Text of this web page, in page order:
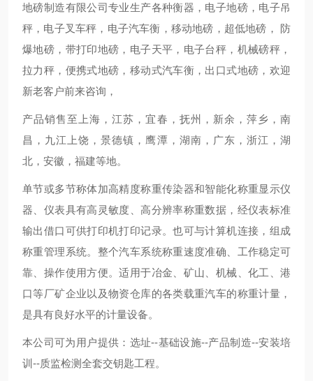
地磅制造有限公司专业生产各种衡器，电子地磅，电子吊
秤，电子叉车秤，电子汽车衡，移动地磅，超低地磅， 防
爆地磅，带打印地磅，电子天平，电子台秤，机械磅秤，
拉力秤，便携式地磅，移动式汽车衡，出口式地磅，欢迎
新老客户前来咨询，
产品销售至上海，江苏，宜春，抚州，新余，萍乡，南
昌，九江上饶，景德镇，鹰潭，湖南，广东，浙江，湖
北，安徽，福建等地。
单节或多节称体加高精度称重传染器和智能化称重显示仪
器、仪表具有高灵敏度、高分辨率称重数据，经仪表标准
输出借口可供打印机打印记录。也可与计算机连接，组成
称重管理系统。整个汽车系统称重速度准确、工作稳定可
靠、操作使用方便。适用于冶金、矿山、机械、化工、港
口等厂矿企业以及物资仓库的各类载重汽车的称重计量，
是具有良好水平的计量设备。
本公司可为用户提供：选址--基础设施--产品制造--安装培
训--质监检测全套交钥匙工程。